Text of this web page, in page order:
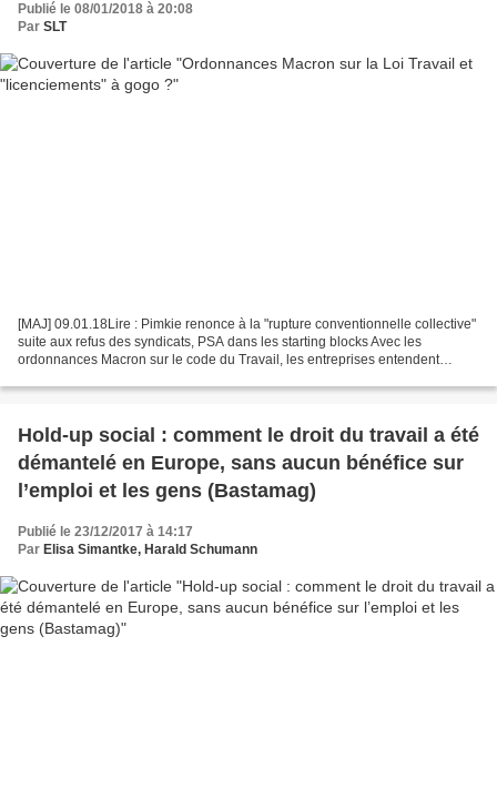
Publié le 08/01/2018 à 20:08
Par SLT
[MAJ] 09.01.18Lire : Pimkie renonce à la "rupture conventionnelle collective"
suite aux refus des syndicats, PSA dans les starting blocks Avec les
ordonnances Macron sur le code du Travail, les entreprises entendent
Hold-up social : comment le droit du travail a été
démantelé en Europe, sans aucun bénéfice sur
l’emploi et les gens (Bastamag)
Publié le 23/12/2017 à 14:17
Par Elisa Simantke, Harald Schumann